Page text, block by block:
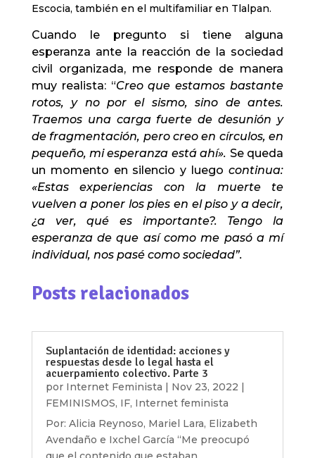
Escocia, también en el multifamiliar en Tlalpan.
Cuando le pregunto si tiene alguna
esperanza ante la reacción de la sociedad
civil organizada, me responde de manera
muy realista: “Creo que estamos bastante
rotos, y no por el sismo, sino de antes.
Traemos una carga fuerte de desunión y
de fragmentación, pero creo en círculos,en
pequeño,mi esperanza está ahí». Se queda
un momento en silencio y luegocontinua:
«Estas experiencias con la muerte te
vuelven a poner los pies en el piso y a decir,
¿a ver, qué es importante?. Tengo la
esperanza de que así como me pasó a mí
individual, nos pasé como sociedad”.
Posts relacionados
Suplantación de identidad: acciones y
respuestas desde lo legal hasta el
acuerpamiento colectivo. Parte 3
por Internet Feminista Nov 23, 2022
FEMINISMOS, IF, Internet feminista
Por: Alicia Reynoso, Mariel Lara, Elizabeth
Avendaño e Ixchel García “Me preocupó